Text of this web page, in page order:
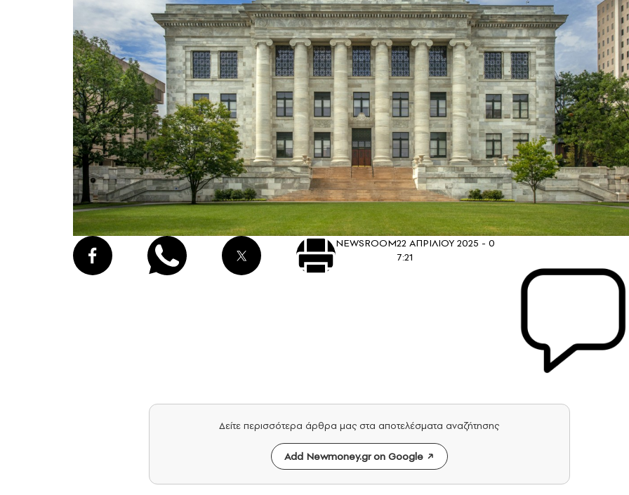
NEWSROOM22 ΑΠΡΙΛΙΟΥ 2025 -
7:21
0
Δείτε περισσότερα άρθρα μας στα αποτελέσματα αναζήτησης
Add Newmoney.gr on Google